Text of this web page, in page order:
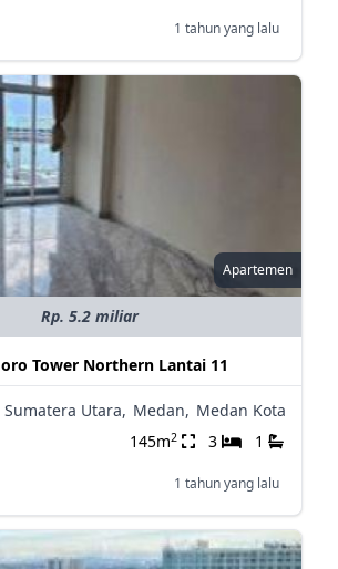
1 tahun yang lalu
Apartemen
Rp. 5.2 miliar
Tower Northern Lantai 11
Sumatera Utara, Medan, Medan Kota
145m2 3 1
1 tahun yang lalu